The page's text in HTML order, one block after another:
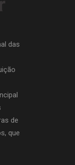
das
de
que